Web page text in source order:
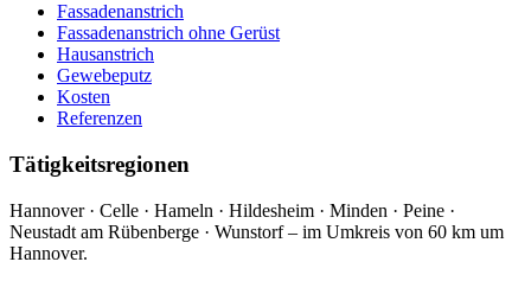
Fassadenanstrich
Fassadenanstrich ohne Gerüst
Hausanstrich
Gewebeputz
Kosten
Referenzen
Tätigkeitsregionen
Hannover · Celle · Hameln · Hildesheim · Minden · Peine ·
Neustadt am Rübenberge · Wunstorf – im Umkreis von 60 km um
Hannover.